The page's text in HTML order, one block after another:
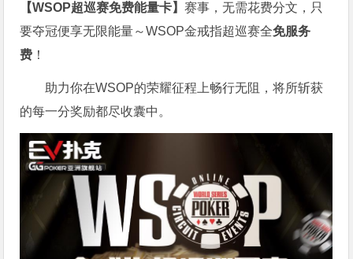
【WSOP超巡赛免费能量卡】赛事，无需花费分文，只
要夺冠便享无限能量～WSOP金戒指超巡赛全免服务
费 ！
助力你在WSOP的荣耀征程上畅行无阻，将所斩获
的每一分奖励都尽收囊中。